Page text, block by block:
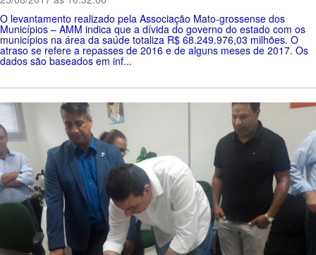
O levantamento realizado pela Associação Mato-grossense dos
Municípios – AMM indica que a dívida do governo do estado com os
municípios na área da saúde totaliza R$ 68.249.976,03 milhões. O
atraso se refere a repasses de 2016 e de alguns meses de 2017. Os
dados são baseados em inf...